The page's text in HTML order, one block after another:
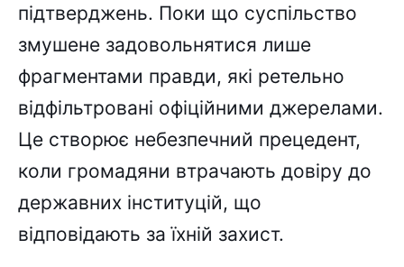
підтверджень. Поки що суспільство
змушене задовольнятися лише
фрагментами правди, які ретельно
відфільтровані офіційними джерелами.
Це створює небезпечний прецедент,
коли громадяни втрачають довіру до
державних інституцій, що
відповідають за їхній захист.